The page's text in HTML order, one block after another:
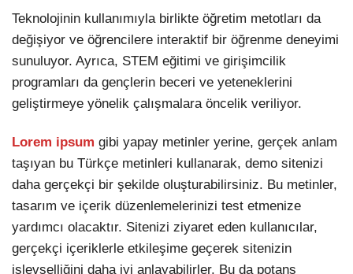
Teknolojinin kullanımıyla birlikte öğretim metotları da
değişiyor ve öğrencilere interaktif bir öğrenme deneyimi
sunuluyor. Ayrıca, STEM eğitimi ve girişimcilik
programları da gençlerin beceri ve yeteneklerini
geliştirmeye yönelik çalışmalara öncelik veriliyor.
Lorem ipsum gibi yapay metinler yerine, gerçek anlam
taşıyan bu Türkçe metinleri kullanarak, demo sitenizi
daha gerçekçi bir şekilde oluşturabilirsiniz. Bu metinler,
tasarım ve içerik düzenlemelerinizi test etmenize
yardımcı olacaktır. Sitenizi ziyaret eden kullanıcılar,
gerçekçi içeriklerle etkileşime geçerek sitenizin
işlevselliğini daha iyi anlayabilirler. Bu da potans